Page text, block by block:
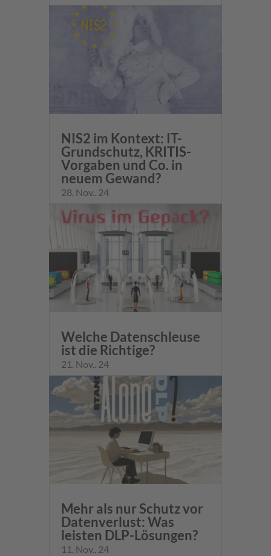
NIS2 im Kontext: IT-
Grundschutz, KRITIS-
Vorgaben und Co. in
neuem Gewand?
28. Nov.. 24
Welche Datenschleuse
ist die Richtige?
21. Nov.. 24
Mehr als nur Schutz vor
Datenverlust: Was
leisten DLP-Lösungen?
11. Nov.. 24